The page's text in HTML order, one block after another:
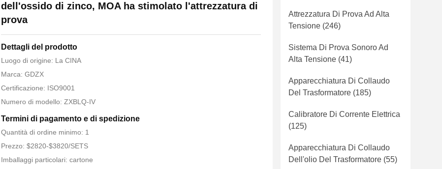
dell'ossido di zinco, MOA ha stimolato l'attrezzatura di
prova
Dettagli del prodotto
Luogo di origine: La CINA
Marca: GDZX
Certificazione: ISO9001
Numero di modello: ZXBLQ-IV
Termini di pagamento e di spedizione
Quantità di ordine minimo: 1
Prezzo: $2820-$3820/SETS
Imballaggi particolari: cartone
Attrezzatura Di Prova Ad Alta
Tensione (246)
Sistema Di Prova Sonoro Ad
Alta Tensione (41)
Apparecchiatura Di Collaudo
Del Trasformatore (185)
Calibratore Di Corrente Elettrica
(125)
Apparecchiatura Di Collaudo
Dell'olio Del Trasformatore (55)